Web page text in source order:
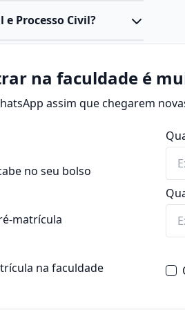
graduação indicada a
de Processo Civil,
de sentença.
processos de diferentes
a depender da
ou a distância (EaD).
Processo Civil?
civil, direito de
que regem a solução
Civil) oferece, ao
das relações civis e da
material, mas
acompanhando ações,
e Processo Civil
na faculdade é
assim que chegarem
no seu bolso
matrícula
na faculdade